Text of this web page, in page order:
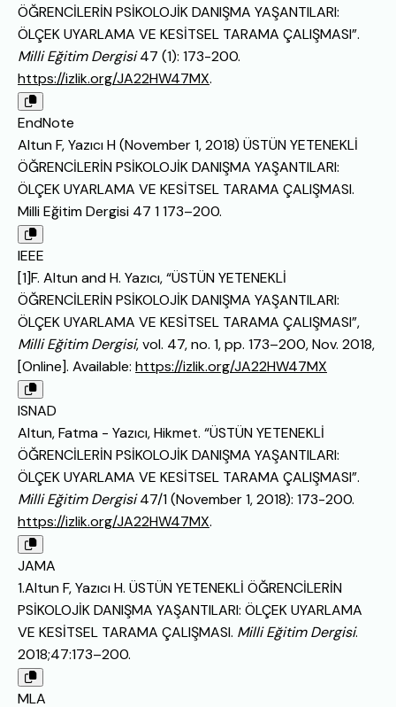
ÖĞRENCİLERİN PSİKOLOJİK DANIŞMA YAŞANTILARI:
ÖLÇEK UYARLAMA VE KESİTSEL TARAMA ÇALIŞMASI”.
Milli Eğitim Dergisi47 (1): 173-200.
https://izlik.org/JA22HW47MX.
EndNote
Altun F, Yazıcı H (November 1, 2018) ÜSTÜN YETENEKLİ
ÖĞRENCİLERİN PSİKOLOJİK DANIŞMA YAŞANTILARI:
ÖLÇEK UYARLAMA VE KESİTSEL TARAMA ÇALIŞMASI.
Milli Eğitim Dergisi 47 1 173–200.
IEEE
[1]F. Altun and H. Yazıcı, “ÜSTÜN YETENEKLİ
ÖĞRENCİLERİN PSİKOLOJİK DANIŞMA YAŞANTILARI:
ÖLÇEK UYARLAMA VE KESİTSEL TARAMA ÇALIŞMASI”,
Milli Eğitim Dergisi, vol. 47, no. 1, pp. 173–200, Nov. 2018,
[Online]. Available: https://izlik.org/JA22HW47MX
ISNAD
Altun, Fatma - Yazıcı, Hikmet. “ÜSTÜN YETENEKLİ
ÖĞRENCİLERİN PSİKOLOJİK DANIŞMA YAŞANTILARI:
ÖLÇEK UYARLAMA VE KESİTSEL TARAMA ÇALIŞMASI”.
Milli Eğitim Dergisi47/1 (November 1, 2018): 173-200.
https://izlik.org/JA22HW47MX.
JAMA
1.Altun F, Yazıcı H. ÜSTÜN YETENEKLİ ÖĞRENCİLERİN
PSİKOLOJİK DANIŞMA YAŞANTILARI: ÖLÇEK UYARLAMA
VE KESİTSEL TARAMA ÇALIŞMASI. Milli Eğitim Dergisi.
2018;47:173–200.
MLA